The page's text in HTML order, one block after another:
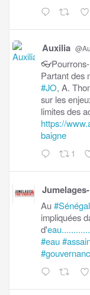
Auxilia
Partant des
#JO, A.
sur les
limites des
https://
baigne
1
Au#Sénégal
impliquées
d'
#eau